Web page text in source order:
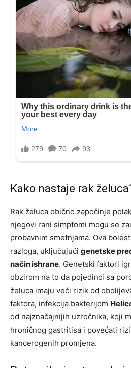
Kako nastaje rak
Rak želuca obično započinje
njegovi rani simptomi mogu se
probavnim smetnjama. Ova
razloga, uključujući genetske
način ishrane. Genetski faktori
obzirom na to da pojedinci sa
želuca imaju veći rizik od
faktora, infekcija bakterijom
od najznačajnijih uzročnika, koji
hroničnog gastritisa i povećati
kancerogenih promjena.